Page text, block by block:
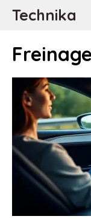
AllerTechnika